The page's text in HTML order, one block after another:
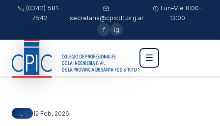
(0342) 581-
7542
secretaria@cpicd1.org.ar
Lun–Vie 8:00–
13:00
f
ig
☰
3 4 12 Feb, 2026